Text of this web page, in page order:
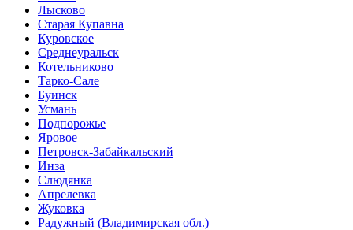
Лысково
Старая Купавна
Куровское
Среднеуральск
Котельниково
Тарко-Сале
Буинск
Усмань
Подпорожье
Яровое
Петровск-Забайкальский
Инза
Слюдянка
Апрелевка
Жуковка
Радужный (Владимирская обл.)